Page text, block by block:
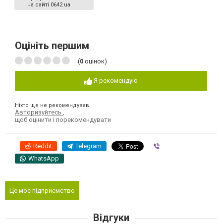
на сайті 0642.ua
Оцініть першим
(0 оцінок)
Я рекомендую
Ніхто ще не рекомендував
Авторизуйтесь
щоб оцінити і порекомендувати
Reddit Telegram
WhatsApp
Це моє підприємство
Відгуки